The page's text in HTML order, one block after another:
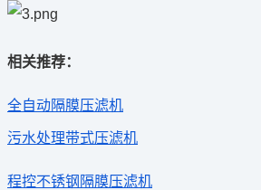
相关推荐：
全自动隔膜压滤机
污水处理带式压滤机
程控不锈钢隔膜压滤机